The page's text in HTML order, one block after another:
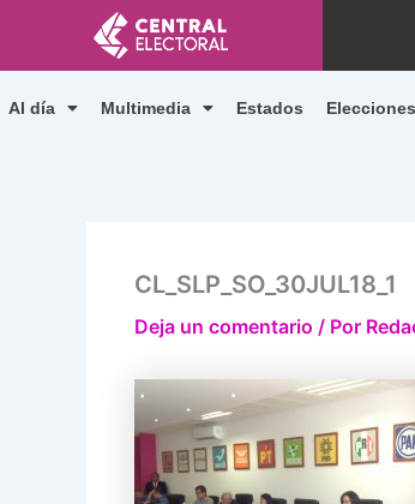
contenido
Al día Multimedia Estados
CL_SLP_SO_30JUL18_1
Deja un comentario / Por